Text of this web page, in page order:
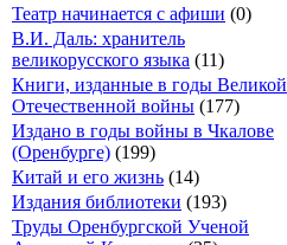
Театр начинается с афиши (0)
В.И. Даль: хранитель
великорусского языка (11)
Книги, изданные в годы Великой
Отечественной войны (177)
Издано в годы войны в Чкалове
(Оренбурге) (199)
Китай и его жизнь (14)
Издания библиотеки (193)
Труды Оренбургской Ученой